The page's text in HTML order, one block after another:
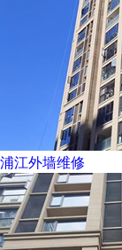
浦江外墙维修